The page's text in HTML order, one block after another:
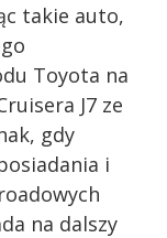
takie auto,
Toyota na
J7 ze
gdy
i
na dalszy